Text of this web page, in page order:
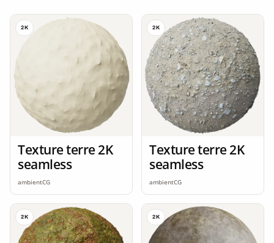
2K
Texture terre 2K
seamless
ambientCG
2K
Texture terre 2K
seamless
ambientCG
2K 2K